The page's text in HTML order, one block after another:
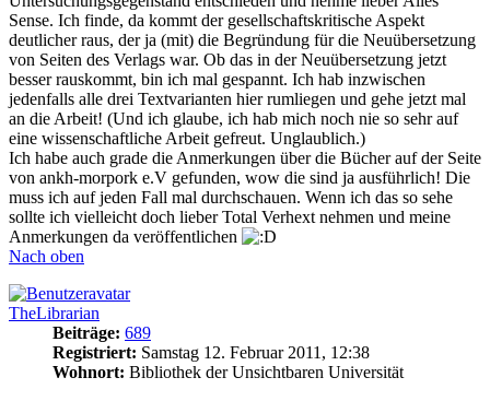
Sense. Ich finde, da kommt der gesellschaftskritische Aspekt
deutlicher raus, der ja (mit) die Begründung für die Neuübersetzung
von Seiten des Verlags war. Ob das in der Neuübersetzung jetzt
besser rauskommt, bin ich mal gespannt. Ich hab inzwischen
jedenfalls alle drei Textvarianten hier rumliegen und gehe jetzt mal
an die Arbeit! (Und ich glaube, ich hab mich noch nie so sehr auf
eine wissenschaftliche Arbeit gefreut. Unglaublich.)
Ich habe auch grade die Anmerkungen über die Bücher auf der Seite
von ankh-morpork e.V gefunden, wow die sind ja ausführlich! Die
muss ich auf jeden Fall mal durchschauen. Wenn ich das so sehe
sollte ich vielleicht doch lieber Total Verhext nehmen und meine
Anmerkungen da veröffentlichen
Nach oben
TheLibrarian
Beiträge: 689
Registriert: Samstag 12. Februar 2011, 12:38
Wohnort: Bibliothek der Unsichtbaren Universität